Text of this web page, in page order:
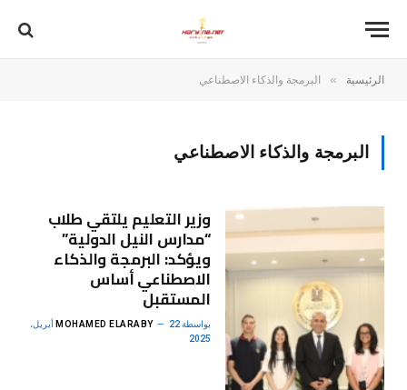
الرئيسية » البرمجة والذكاء الاصطناعي
البرمجة والذكاء الاصطناعي
وزير التعليم يلتقي طلاب
“مدارس النيل الدولية”
ويؤكد: البرمجة والذكاء
الاصطناعي أساس
المستقبل
بواسطة MOHAMED ELARABY 22 أبريل،
2025